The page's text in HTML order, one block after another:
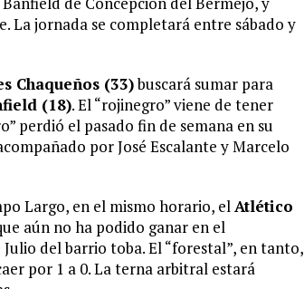
La jornada se completará entre sábado y
Chaqueños (33)buscará sumar para
(18). El “rojinegro” viene de tener
perdió el pasado fin de semana en su
por José Escalante y Marcelo
Largo, en el mismo horario, elAtlético
aún no ha podido ganar en el
del barrio toba. El “forestal”, en tanto,
por 1 a 0. La terna arbitral estará